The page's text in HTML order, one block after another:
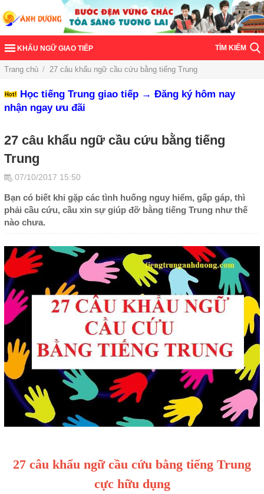
KHẨU NGỮ GIAO TIẾP TÌM KIẾM
Trang chủ / 27 câu khẩu ngữ cầu cứu bằng tiếng Trung
Học tiếng Trung giao tiếp → Đăng ký hôm nay
nhận ngay ưu đãi
27 câu khẩu ngữ cầu cứu bằng tiếng
Trung
07/10/2017 15:50
Bạn có biết khi gặp các tình huống nguy hiểm, gấp gáp, thì
phải cầu cứu, cầu xin sự giúp đỡ bằng tiếng Trung như thế
nào chưa.
27 câu khẩu ngữ cầu cứu bằng tiếng Trung
cực hữu dụng